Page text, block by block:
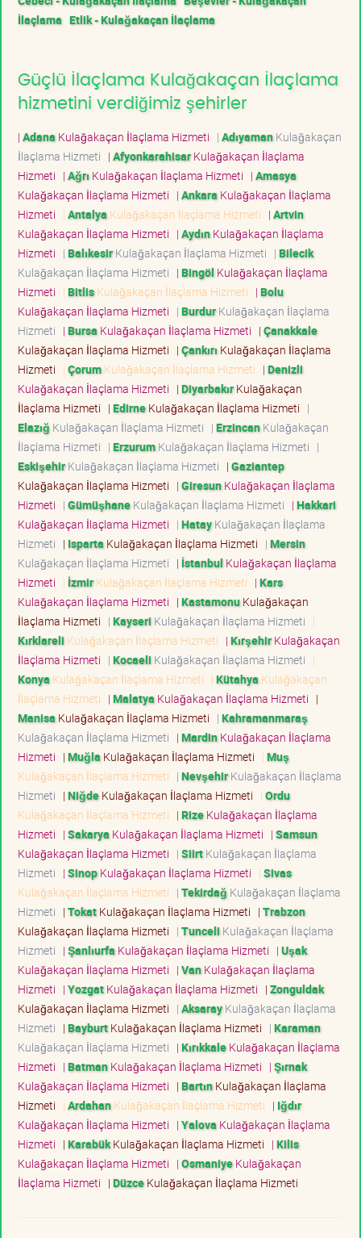
İlaçlama Etlik - Kulağakaçan İlaçlama
Güçlü İlaçlama Kulağakaçan İlaçlama
hizmetini verdiğimiz şehirler
| Adana Kulağakaçan İlaçlama Hizmeti | AdıyamanKulağakaçan
İlaçlama Hizmeti | AfyonkarahisarKulağakaçan İlaçlama
Hizmeti | Ağrı Kulağakaçan İlaçlama Hizmeti | Amasya
Kulağakaçan İlaçlama Hizmeti | Ankara Kulağakaçan İlaçlama
Hizmeti | Antalya Kulağakaçan İlaçlama Hizmeti | Artvin
Kulağakaçan İlaçlama Hizmeti | AydınKulağakaçan İlaçlama
Hizmeti | BalıkesirKulağakaçan İlaçlama Hizmeti | Bilecik
Kulağakaçan İlaçlama Hizmeti | Bingöl Kulağakaçan İlaçlama
Hizmeti | BitlisKulağakaçan İlaçlama Hizmeti | Bolu
Kulağakaçan İlaçlama Hizmeti | BurdurKulağakaçan İlaçlama
Hizmeti | Bursa Kulağakaçan İlaçlama Hizmeti | Çanakkale
Kulağakaçan İlaçlama Hizmeti | Çankırı Kulağakaçan İlaçlama
Hizmeti | ÇorumKulağakaçan İlaçlama Hizmeti | Denizli
Kulağakaçan İlaçlama Hizmeti | DiyarbakırKulağakaçan
İlaçlama Hizmeti | EdirneKulağakaçan İlaçlama Hizmeti |
Elazığ Kulağakaçan İlaçlama Hizmeti | ErzincanKulağakaçan
İlaçlama Hizmeti | ErzurumKulağakaçan İlaçlama Hizmeti |
EskişehirKulağakaçan İlaçlama Hizmeti | Gaziantep
Kulağakaçan İlaçlama Hizmeti | GiresunKulağakaçan İlaçlama
Hizmeti | GümüşhaneKulağakaçan İlaçlama Hizmeti | Hakkari
Kulağakaçan İlaçlama Hizmeti | HatayKulağakaçan İlaçlama
Hizmeti | Isparta Kulağakaçan İlaçlama Hizmeti | Mersin
Kulağakaçan İlaçlama Hizmeti | İstanbul Kulağakaçan İlaçlama
Hizmeti | İzmirKulağakaçan İlaçlama Hizmeti | Kars
Kulağakaçan İlaçlama Hizmeti | KastamonuKulağakaçan
İlaçlama Hizmeti | Kayseri Kulağakaçan İlaçlama Hizmeti |
Kırklareli Kulağakaçan İlaçlama Hizmeti | KırşehirKulağakaçan
İlaçlama Hizmeti | Kocaeli Kulağakaçan İlaçlama Hizmeti |
Konya Kulağakaçan İlaçlama Hizmeti | Kütahya Kulağakaçan
İlaçlama Hizmeti | Malatya Kulağakaçan İlaçlama Hizmeti |
Manisa Kulağakaçan İlaçlama Hizmeti | Kahramanmaraş
Kulağakaçan İlaçlama Hizmeti | MardinKulağakaçan İlaçlama
Hizmeti | Muğla Kulağakaçan İlaçlama Hizmeti | Muş
Kulağakaçan İlaçlama Hizmeti | NevşehirKulağakaçan İlaçlama
Hizmeti | NiğdeKulağakaçan İlaçlama Hizmeti | Ordu
Kulağakaçan İlaçlama Hizmeti | RizeKulağakaçan İlaçlama
Hizmeti | Sakarya Kulağakaçan İlaçlama Hizmeti | Samsun
Kulağakaçan İlaçlama Hizmeti | SiirtKulağakaçan İlaçlama
Hizmeti | SinopKulağakaçan İlaçlama Hizmeti | Sivas
Kulağakaçan İlaçlama Hizmeti | Tekirdağ Kulağakaçan İlaçlama
Hizmeti | TokatKulağakaçan İlaçlama Hizmeti | Trabzon
Kulağakaçan İlaçlama Hizmeti | Tunceli Kulağakaçan İlaçlama
Hizmeti | Şanlıurfa Kulağakaçan İlaçlama Hizmeti | Uşak
Kulağakaçan İlaçlama Hizmeti | VanKulağakaçan İlaçlama
Hizmeti | YozgatKulağakaçan İlaçlama Hizmeti | Zonguldak
Kulağakaçan İlaçlama Hizmeti | AksarayKulağakaçan İlaçlama
Hizmeti | BayburtKulağakaçan İlaçlama Hizmeti | Karaman
Kulağakaçan İlaçlama Hizmeti | KırıkkaleKulağakaçan İlaçlama
Hizmeti | BatmanKulağakaçan İlaçlama Hizmeti | Şırnak
Kulağakaçan İlaçlama Hizmeti | BartınKulağakaçan İlaçlama
Hizmeti | ArdahanKulağakaçan İlaçlama Hizmeti | Iğdır
Kulağakaçan İlaçlama Hizmeti | Yalova Kulağakaçan İlaçlama
Hizmeti | KarabükKulağakaçan İlaçlama Hizmeti | Kilis
Kulağakaçan İlaçlama Hizmeti | OsmaniyeKulağakaçan
İlaçlama Hizmeti | DüzceKulağakaçan İlaçlama Hizmeti